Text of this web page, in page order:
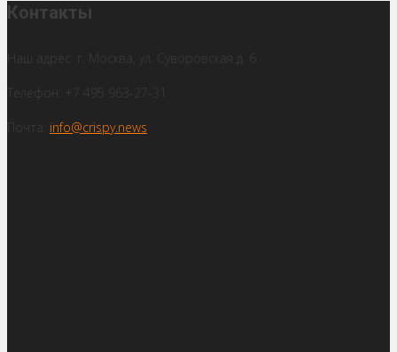
Контакты
Наш адрес: г. Москва, ул. Суворовская д. 6
Телефон: +7 495 963-27-31
Почта: info@crispy.news